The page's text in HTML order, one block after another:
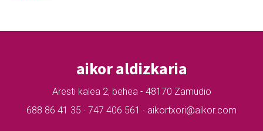
aikor aldizkaria
Aresti kalea 2, behea - 48170 Zamudio
688 86 41 35 · 747 406 561 · aikortxori@aikor.com